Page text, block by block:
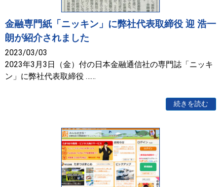
金融専門紙「ニッキン」に弊社代表取締役 迎 浩一
朗が紹介されました
2023/03/03
2023年3月3日（金）付の日本金融通信社の専門誌「ニッキ
ン」に弊社代表取締役 ……
続きを読む